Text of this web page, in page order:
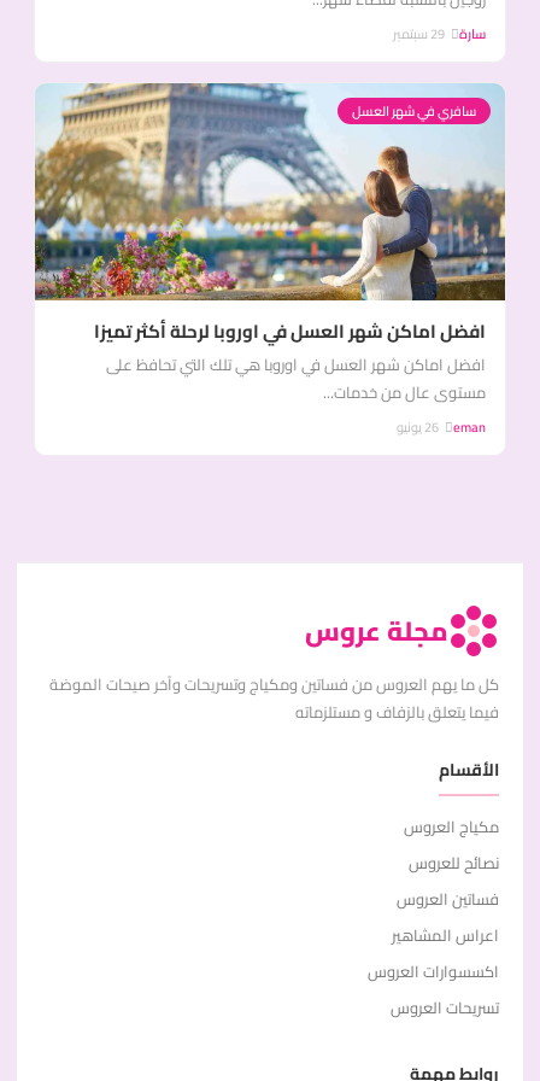
سارة
سافري في شهر العسل
افضل اماكن شهر العسل في اوروبا لرحلة أكثر تميزا
افضل اماكن شهر العسل في اوروبا هي تلك التي تحافظ على
مستوى عال من خدمات...
eman
مجلة عروس
كل ما يهم العروس من فساتين ومكياج وتسريحات وآخر صيحات الموضة
فيما يتعلق بالزفاف و مستلزماته
الأقسام
مكياج العروس
نصائح للعروس
فساتين العروس
اعراس المشاهير
اكسسوارات العروس
تسريحات العروس
روابط مهمة